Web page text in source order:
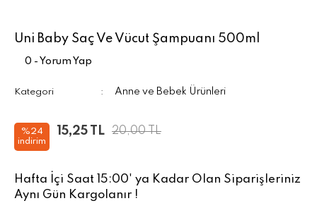
Uni Baby Saç Ve Vücut Şampuanı 500ml
0 - Yorum Yap
Kategori Anne ve Bebek Ürünleri
%24
indirim
15,25 TL 20,00 TL
Hafta İçi Saat 15:00' ya Kadar Olan Siparişleriniz
Aynı Gün Kargolanır !